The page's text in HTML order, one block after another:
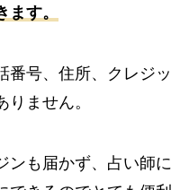
す。
番号、住所、クレジッ
りません。
ンも届かず、占い師に